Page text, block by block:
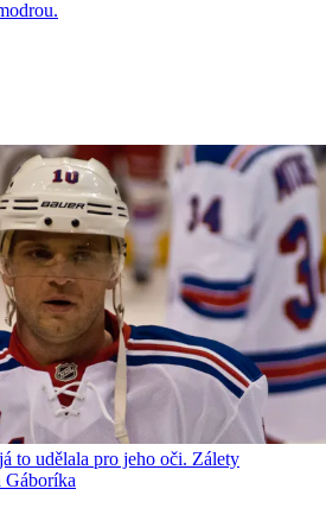
to udělala pro jeho oči. Zálety
Gáboríka